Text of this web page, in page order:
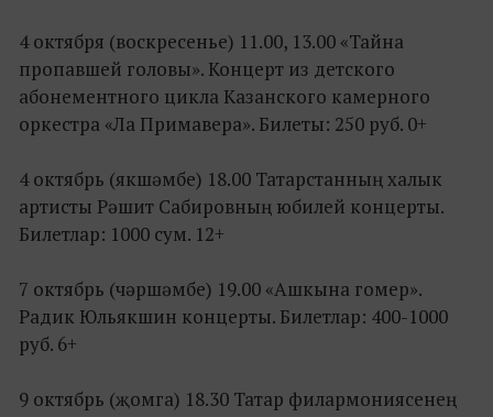
4 октября (воскресенье) 11.00, 13.00 «Тайна
пропавшей головы». Концерт из детского
абонементного цикла Казанского камерного
оркестра «Ла Примавера». Билеты: 250 руб. 0+
4 октябрь (якшәмбе) 18.00 Татарстанның халык
артисты Рәшит Сабировның юбилей концерты.
Билетлар: 1000 сум. 12+
7 октябрь (чәршәмбе) 19.00 «Ашкына гомер».
Радик Юльякшин концерты. Билетлар: 400-1000
руб. 6+
9 октябрь (җомга) 18.30 Татар филармониясенең